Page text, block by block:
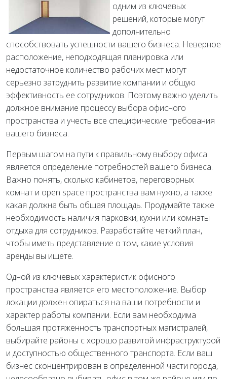
одним из ключевых
решений, которые могут
дополнительно
способствовать успешности вашего бизнеса. Неверное
расположение, неподходящая планировка или
недостаточное количество рабочих мест могут
серьезно затруднить развитие компании и общую
эффективность ее сотрудников. Поэтому важно уделить
должное внимание процессу выбора офисного
пространства и учесть все специфические требования
вашего бизнеса.
Первым шагом на пути к правильному выбору офиса
является определение потребностей вашего бизнеса.
Важно понять, сколько кабинетов, переговорных
комнат и open space пространства вам нужно, а также
какая должна быть общая площадь. Продумайте также
необходимость наличия парковки, кухни или комнаты
отдыха для сотрудников. Разработайте четкий план,
чтобы иметь представление о том, какие условия
аренды вы ищете.
Одной из ключевых характеристик офисного
пространства является его местоположение. Выбор
локации должен опираться на ваши потребности и
характер работы компании. Если вам необходима
большая протяженность транспортных магистралей,
выбирайте районы с хорошо развитой инфраструктурой
и доступностью общественного транспорта. Если ваш
бизнес сконцентрирован в определенной части города,